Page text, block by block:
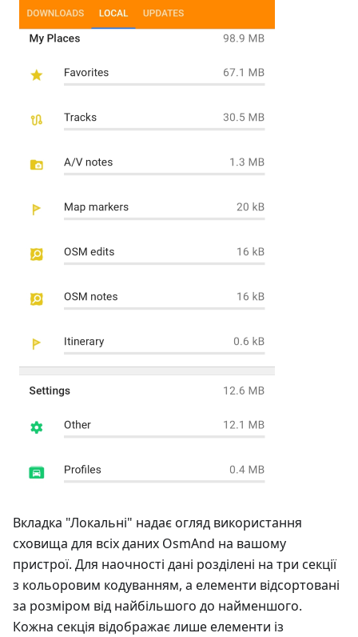
Вкладка "Локальні" надає огляд використання
сховища для всіх даних OsmAnd на вашому
пристрої. Для наочності дані розділені на три секції
з кольоровим кодуванням, а елементи відсортовані
за розміром від найбільшого до найменшого.
Кожна секція відображає лише елементи із